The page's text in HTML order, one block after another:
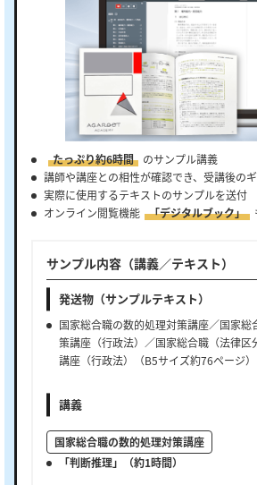
たっぷり約6時間
のサンプル講義
講師や講座との相性が確認でき、受講後の
実際に使用するテキストのサンプルを送付
オンライン閲覧機能 「デジタルブック」
サンプル内容（講義／テキスト）
発送物（サンプルテキスト）
国家総合職の数的処理対策講座／国家総
策講座（行政法）／国家総合職（法律区
講座（行政法）（B5サイズ約76ページ）
講義
国家総合職の数的処理対策講座
「判断推理」（約1時間）